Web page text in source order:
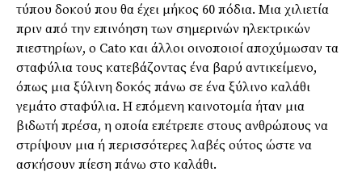
τύπου δοκού που θα έχει μήκος 60 πόδια. Μια χιλιετία
πριν από την επινόηση των σημερινών ηλεκτρικών
πιεστηρίων, ο Cato και άλλοι οινοποιοί αποχύμωσαν τα
σταφύλια τους κατεβάζοντας ένα βαρύ αντικείμενο,
όπως μια ξύλινη δοκός πάνω σε ένα ξύλινο καλάθι
γεμάτο σταφύλια. Η επόμενη καινοτομία ήταν μια
βιδωτή πρέσα, η οποία επέτρεπε στους ανθρώπους να
στρίψουν μια ή περισσότερες λαβές ούτος ώστε να
ασκήσουν πίεση πάνω στο καλάθι.